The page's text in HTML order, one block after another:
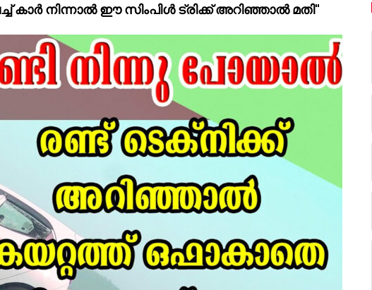
കാർ നിന്നാൽ ഈ സിംപിൾ ട്രിക്ക് അറിഞ്ഞാൽ മതി"